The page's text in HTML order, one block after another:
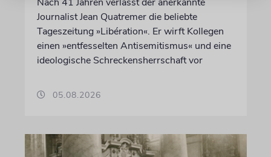
Journalist Jean Quatremer die beliebte
Tageszeitung »Libération«. Er wirft Kollegen
einen »entfesselten Antisemitismus« und eine
ideologische Schreckensherrschaft vor
05.08.2026